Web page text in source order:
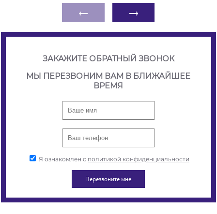
← →
ЗАКАЖИТЕ ОБРАТНЫЙ ЗВОНОК
МЫ ПЕРЕЗВОНИМ ВАМ В БЛИЖАЙШЕЕ
ВРЕМЯ
Я ознакомлен с политикой конфиденциальности